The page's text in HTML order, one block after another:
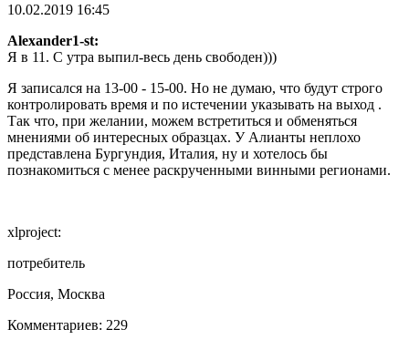
10.02.2019 16:45
Alexander1-st:
Я в 11. С утра выпил-весь день свободен)))
Я записался на 13-00 - 15-00. Но не думаю, что будут строго
контролировать время и по истечении указывать на выход .
Так что, при желании, можем встретиться и обменяться
мнениями об интересных образцах. У Алианты неплохо
представлена Бургундия, Италия, ну и хотелось бы
познакомиться с менее раскрученными винными регионами.
xlproject:
потребитель
Россия, Москва
Комментариев: 229